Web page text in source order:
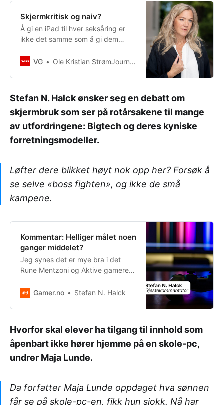
Skjermkritisk og naiv?
Å gi en iPad til hver seksåring er
ikke det samme som å gi dem
VG
Ole Kristian StrømJournalist
Stefan N. Halck ønsker seg en debatt om
skjermbruk som ser på rotårsakene til mange
av utfordringene: Bigtech og deres kyniske
forretningsmodeller.
Løfter dere blikket høyt nok opp her? Forsøk å
se selve «boss fighten», og ikke de små
kampene.
Kommentar: Helliger målet noen
ganger middelet?
Jeg synes det er mye bra i det
Rune Mentzoni og Aktive gamere
hos Gamer.no. Samtidig vil jeg
høyt nok opp her? Forsøk å se…
Gamer.no Stefan N. Halck
Hvorfor skal elever ha tilgang til innhold som
åpenbart ikke hører hjemme på en skole-pc,
undrer Maja Lunde.
Da forfatter Maja Lunde oppdaget hva sønnen
får se på skole-pc-en, fikk hun sjokk. Nå har